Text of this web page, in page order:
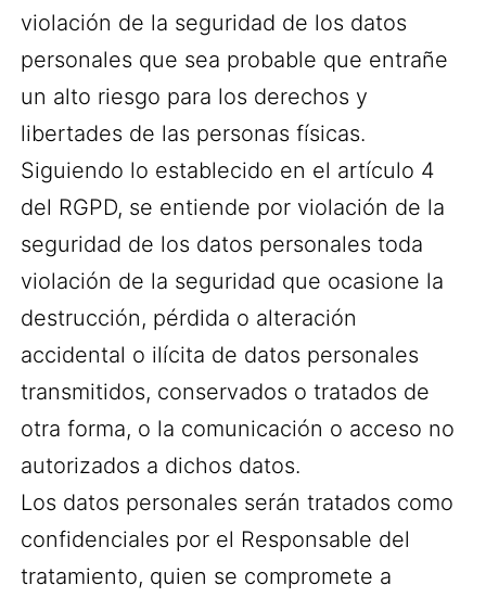
violación de la seguridad de los datos
personales que sea probable que entrañe
un alto riesgo para los derechos y
libertades de las personas físicas.
Siguiendo lo establecido en el artículo 4
del RGPD, se entiende por violación de la
seguridad de los datos personales toda
violación de la seguridad que ocasione la
destrucción, pérdida o alteración
accidental o ilícita de datos personales
transmitidos, conservados o tratados de
otra forma, o la comunicación o acceso no
autorizados a dichos datos.
Los datos personales serán tratados como
confidenciales por el Responsable del
tratamiento, quien se compromete a